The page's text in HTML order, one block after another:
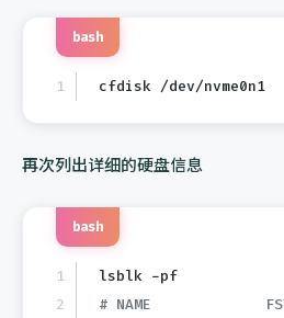
cfdisk /dev/nvme0n1
bash
再次列出详细的硬盘信息
lsblk -pf
# NAME
bash